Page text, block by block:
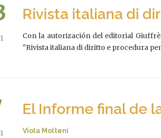
Rivista italiana di
Con la autorización del editorial
"Rivista italiana di diritto e procedura
El Informe final de
Viola Molteni